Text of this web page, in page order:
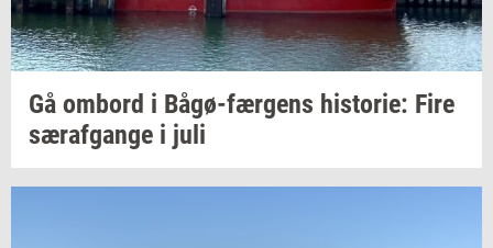
Gå om­bord i Bågø-​færgens hi­sto­rie: Fire
sær­af­gan­ge i juli